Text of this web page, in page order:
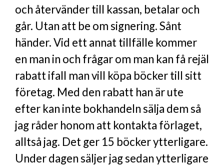
och återvänder till kassan, betalar och
går. Utan att be om signering. Sånt
händer. Vid ett annat tillfälle kommer
en man in och frågar om man kan få rejäl
rabatt ifall man vill köpa böcker till sitt
företag. Med den rabatt han är ute
efter kan inte bokhandeln sälja dem så
jag råder honom att kontakta förlaget,
alltså jag. Det ger 15 böcker ytterligare.
Under dagen säljer jag sedan ytterligare